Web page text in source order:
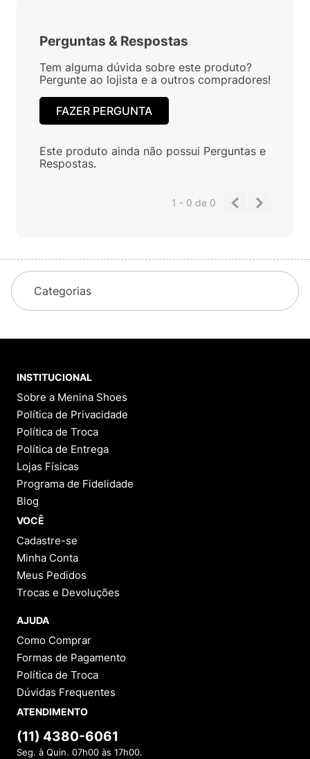
Perguntas & Respostas
Tem alguma dúvida sobre este produto?
Pergunte ao lojista e a outros compradores!
FAZER PERGUNTA
Este produto ainda não possui Perguntas e
Respostas.
1 - 0de 0
Categorias
INSTITUCIONAL
Sobre a Menina Shoes
Política de Privacidade
Política de Troca
Política de Entrega
Lojas Físicas
Programa de Fidelidade
Blog
VOCÊ
Cadastre-se
Minha Conta
Meus Pedidos
Trocas e Devoluções
AJUDA
Como Comprar
Formas de Pagamento
Política de Troca
Dúvidas Frequentes
ATENDIMENTO
(11) 4380-6061
Seg. à Quin. 07h00 às 17h00.